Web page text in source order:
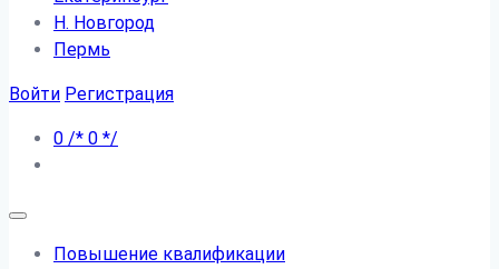
Н. Новгород
Пермь
Войти Регистрация
0 /* 0 */
Повышение квалификации